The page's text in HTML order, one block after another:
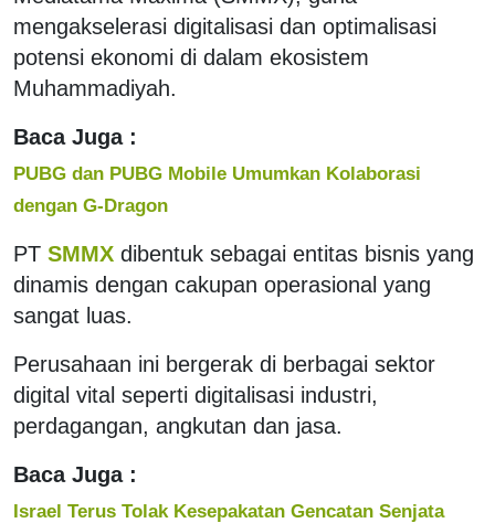
mengakselerasi digitalisasi dan optimalisasi
potensi ekonomi di dalam ekosistem
Muhammadiyah.
Baca Juga :
PUBG dan PUBG Mobile Umumkan Kolaborasi
dengan G-Dragon
PT SMMX dibentuk sebagai entitas bisnis yang
dinamis dengan cakupan operasional yang
sangat luas.
Perusahaan ini bergerak di berbagai sektor
digital vital seperti digitalisasi industri,
perdagangan, angkutan dan jasa.
Baca Juga :
Israel Terus Tolak Kesepakatan Gencatan Senjata